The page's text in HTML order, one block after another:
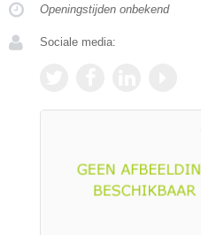
Openingstijden onbekend
Sociale media: